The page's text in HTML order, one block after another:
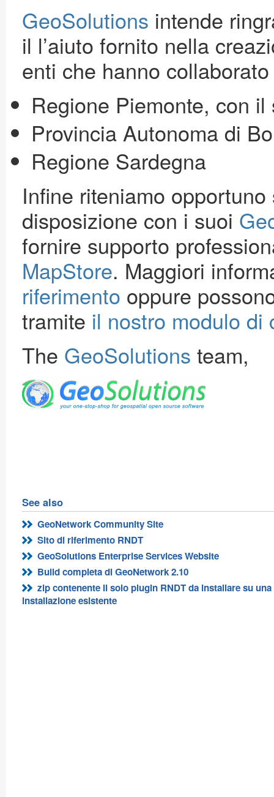
GeoSolutions intende
il l’aiuto fornito nella
enti che hanno
Regione Piemonte, con
Provincia Autonoma di
Regione Sardegna
Infine riteniamo
disposizione con i suoi
fornire supporto
MapStore. Maggiori
riferimento oppure
tramite il nostro modulo di
The GeoSolutions team,
See also
GeoNetwork Community Site
Sito di riferimento RNDT
GeoSolutions Enterprise Services Website
Build completa di GeoNetwork 2.10
zip contenente il solo plugin RNDT da installare su una
installazione esistente